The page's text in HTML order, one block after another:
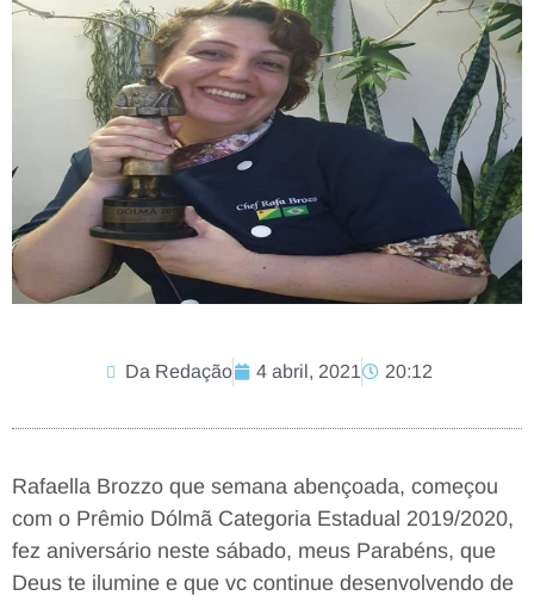
Da Redação 4 abril, 2021 20:12
Rafaella Brozzo que semana abençoada, começou
com o Prêmio Dólmã Categoria Estadual 2019/2020,
fez aniversário neste sábado, meus Parabéns, que
Deus te ilumine e que vc continue desenvolvendo de